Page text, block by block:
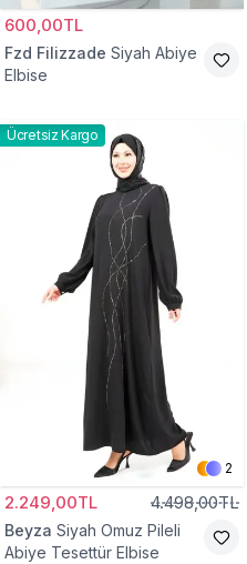
600,00TL
Fzd Filizzade Siyah Abiye
Elbise
Ücretsiz Kargo
2
2.249,00TL 4.498,00TL
Beyza Siyah Omuz Pileli
Abiye Tesettür Elbise